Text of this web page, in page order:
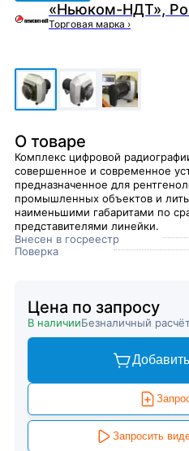
«Ньюком-НДТ»,
Торговая марка ›
О товаре
Комплекс цифровой
совершенное и современное
предназначенное для
промышленных объектов и
наименьшими габаритами по
представителями линейки.
Внесен в госреестр
Поверка
Цена по запросу
В наличииБезналичный
Запросить